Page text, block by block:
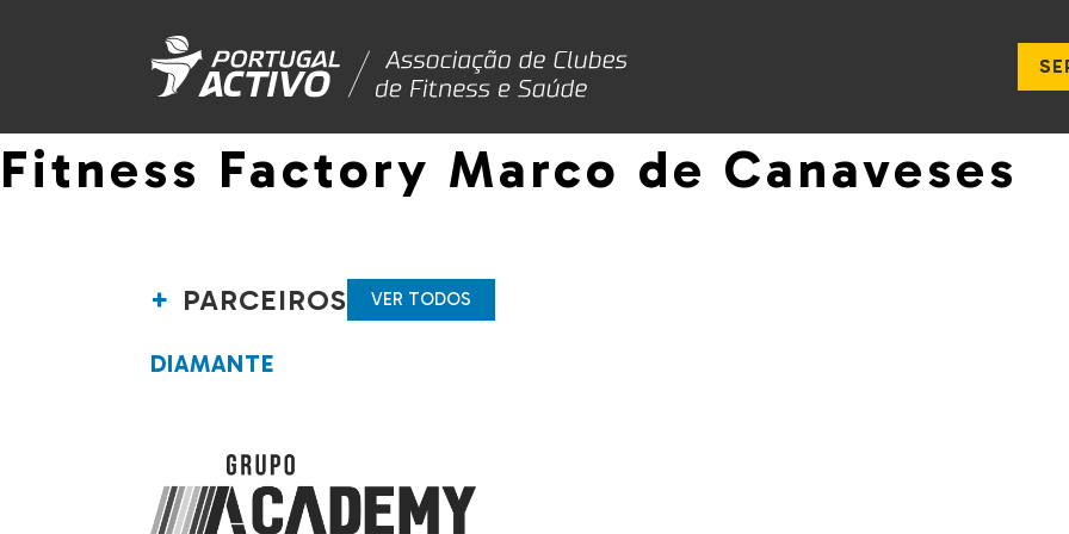
Fitness Factory Marco de Canaveses
PARCEIROS VER TODOS
DIAMANTE